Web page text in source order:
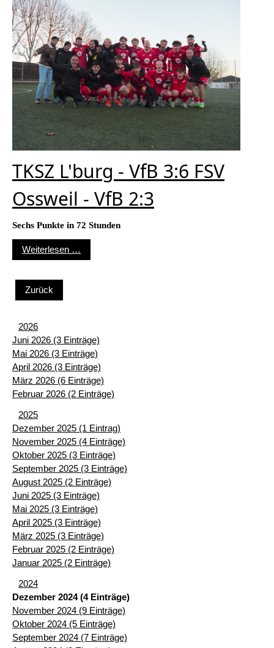
TKSZ L'burg - VfB 3:6 FSV
Ossweil - VfB 2:3
Sechs Punkte in 72 Stunden
Weiterlesen …
Zurück
2026
Juni 2026 (3 Einträge)
Mai 2026 (3 Einträge)
April 2026 (3 Einträge)
März 2026 (6 Einträge)
Februar 2026 (2 Einträge)
2025
Dezember 2025 (1 Eintrag)
November 2025 (4 Einträge)
Oktober 2025 (3 Einträge)
September 2025 (3 Einträge)
August 2025 (2 Einträge)
Juni 2025 (3 Einträge)
Mai 2025 (3 Einträge)
April 2025 (3 Einträge)
März 2025 (3 Einträge)
Februar 2025 (2 Einträge)
Januar 2025 (2 Einträge)
2024
Dezember 2024 (4 Einträge)
November 2024 (9 Einträge)
Oktober 2024 (5 Einträge)
September 2024 (7 Einträge)